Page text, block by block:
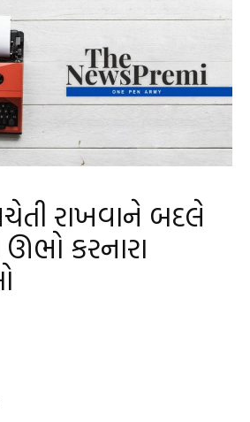
Gujarati
રાખવાને બદલે
ઊભો કરનારા